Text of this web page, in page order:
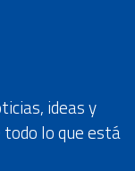
ideas y
lo que está